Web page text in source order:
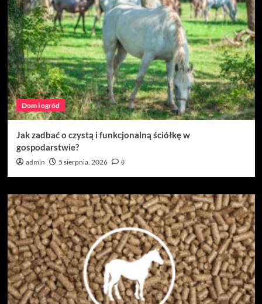
Dom i ogród
Jak zadbać o czystą i funkcjonalną ściółkę w
gospodarstwie?
admin 5 sierpnia, 2026 0